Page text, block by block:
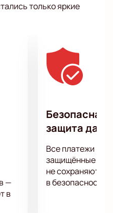
полутора часов
возможность стать
которая всегда
Семира
сайте. Не
последний момент.
шоу
12 ноября в Dečje
и подарите себе
эмоций и
только яркие
—
в
Безопасная
защита
Все платежи
защищённые
не сохраняются
в безопасности.